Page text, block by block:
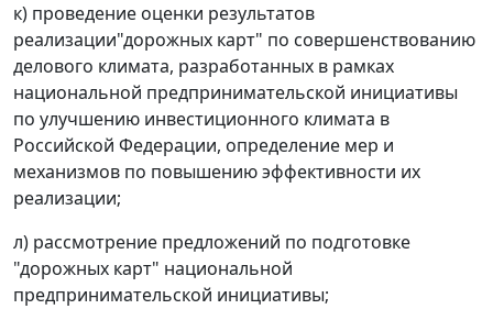
к) проведение оценки результатов
реализации"дорожных карт" по совершенствованию
делового климата, разработанных в рамках
национальной предпринимательской инициативы
по улучшению инвестиционного климата в
Российской Федерации, определение мер и
механизмов по повышению эффективности их
реализации;
л) рассмотрение предложений по подготовке
"дорожных карт" национальной
предпринимательской инициативы;